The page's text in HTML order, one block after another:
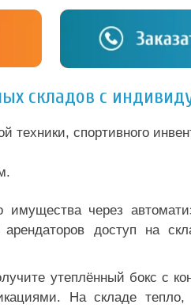
складов с
техники, спортивного
имущества через
доступ на
утеплённый бокс с
На складе тепло,